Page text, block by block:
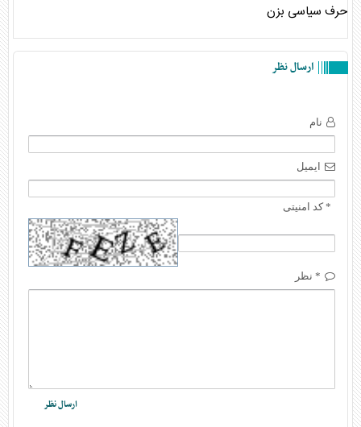
حرف سیاسی بزن
ارسال نظر
نام
ایمیل
* کد امنیتی
* نظر